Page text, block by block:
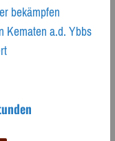
bekämpfen
Kematen a.d. Ybbs